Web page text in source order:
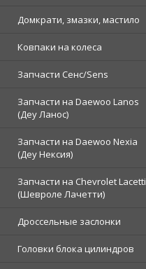
Домкрати, змазки, мастило
Ковпаки на колеса
Запчасти Сенс/Sens
Запчасти на Daewoo Lanos
(Деу Ланос)
Запчасти на Daewoo Nexia
(Деу Нексия)
Запчасти на Chevrolet Lacetti
(Шевроле Лачетти)
Дроссельные заслонки
Головки блока цилиндров